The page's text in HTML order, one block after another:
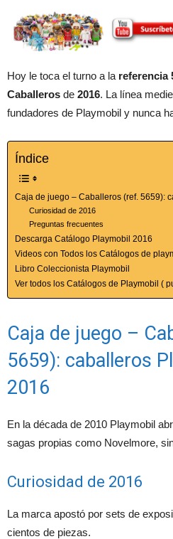
Hoy le toca el turno a la referencia
Caballeros de 2016. La línea
fundadores de Playmobil y nunca
Índice
Caja de juego – Caballeros (ref. 5659):
Curiosidad de 2016
Preguntas frecuentes
Descarga Catálogo Playmobil 2016
Videos con Todos los Catálogos de
Libro Coleccionista Playmobil
Ver todos los Catálogos de Playmobil (
Caja de juego –
5659): caballeros
2016
En la década de 2010 Playmobil
sagas propias como Novelmore,
Curiosidad de 2016
La marca apostó por sets de
cientos de piezas.